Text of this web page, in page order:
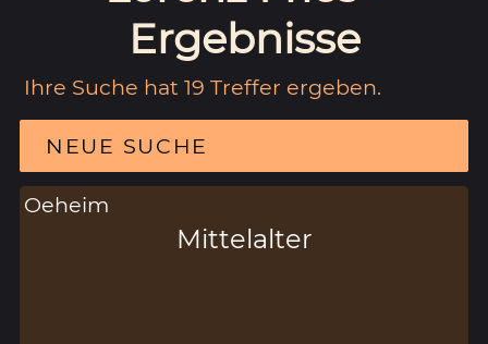
Ergebnisse
Ihre Suche hat 19 Treffer ergeben.
NEUE SUCHE
Oeheim
Mittelalter